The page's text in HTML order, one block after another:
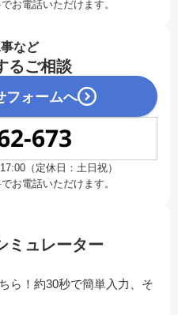
お電話いただけます。
など
るご相談
フォームへ
673
（定休日：土日祝）
お電話いただけます。
ミュレーター
ら！約30秒で簡単入力、そ